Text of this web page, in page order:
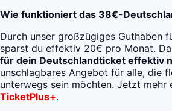
Wie funktioniert das 38€-
Durch unser großzügiges Guthaben
sparst du effektiv 20€ pro Monat.
für dein Deutschlandticket effektiv
unschlagbares Angebot für alle, die
unterwegs sein möchten. Jetzt mehr
TicketPlus+.